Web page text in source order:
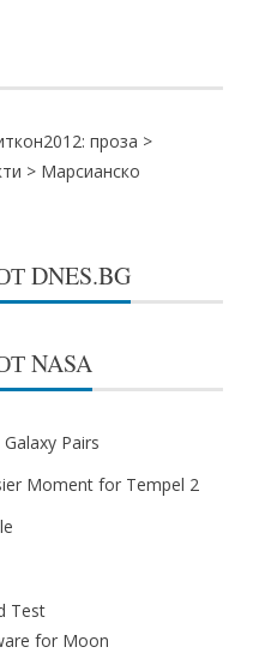
проза >
> Марсианско
DNES.BG
NASA
Pairs
Moment for Tempel 2
Test
for Moon